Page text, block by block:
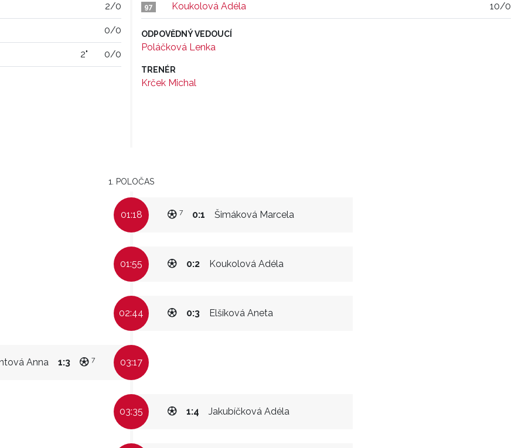
2/0
0/0
2" 0/0
97 Koukolová Adéla 10/0
ODPOVĚDNÝ VEDOUCÍ
Poláčková Lenka
TRENÉR
Krček Michal
1. POLOČAS
01:18 Šimáková Marcela
0:1
7
01:55 Koukolová Adéla
0:2
02:44 Elšíková Aneta
0:3
Anna 1:3 7 03:17
03:35 Jakubíčková Adéla
1:4